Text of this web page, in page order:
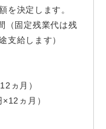
を決定します。
（固定残業代は残
支給します）
ヵ月）
ヵ月）